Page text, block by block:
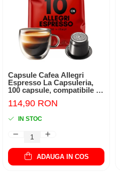
Capsule Cafea Allegri
Espresso La Capsuleria,
100 capsule, compatibile cu
114,90 RON
IN STOC
ADAUGA IN COS